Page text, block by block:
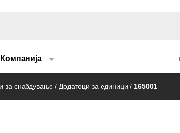
Компанија
за снабдување / Додатоци за единици / 165001